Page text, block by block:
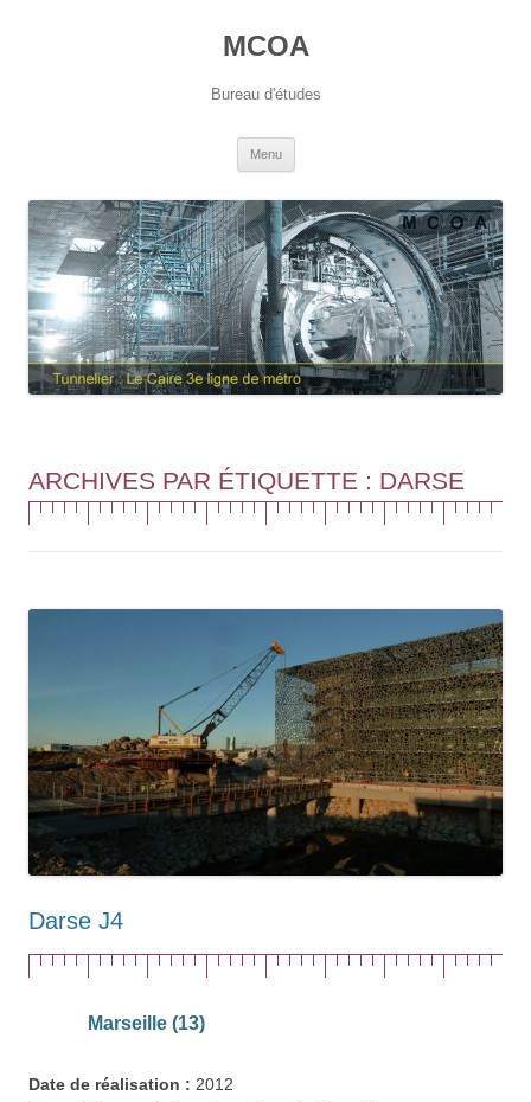
MCOA
Bureau d'études
Menu
ARCHIVES PAR ÉTIQUETTE : DARSE
Darse J4
Marseille (13)
Date de réalisation : 2012